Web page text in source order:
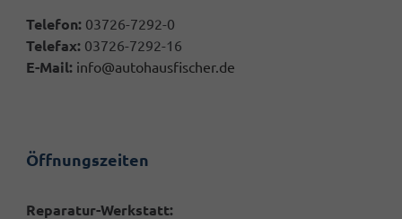
Telefon: 03726-7292-0
Telefax: 03726-7292-16
E-Mail: info@autohausfischer.de
Öffnungszeiten
Reparatur-Werkstatt: